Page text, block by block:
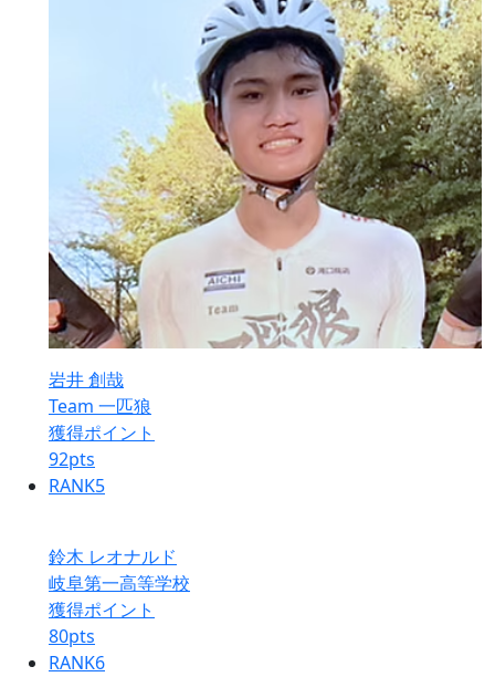
岩井 創哉
Team 一匹狼
獲得ポイント
92pts
RANK5
鈴木 レオナルド
岐阜第一高等学校
獲得ポイント
80pts
RANK6